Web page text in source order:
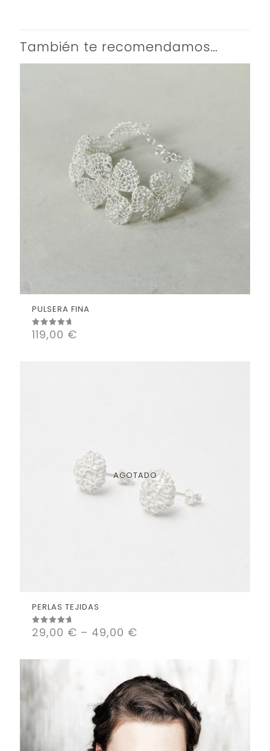
También te recomendamos…
PULSERA FINA
Valorado
con
119,00 €
AGOTADO
PERLAS TEJIDAS
Valorado
con
29,00 € – 49,00 €